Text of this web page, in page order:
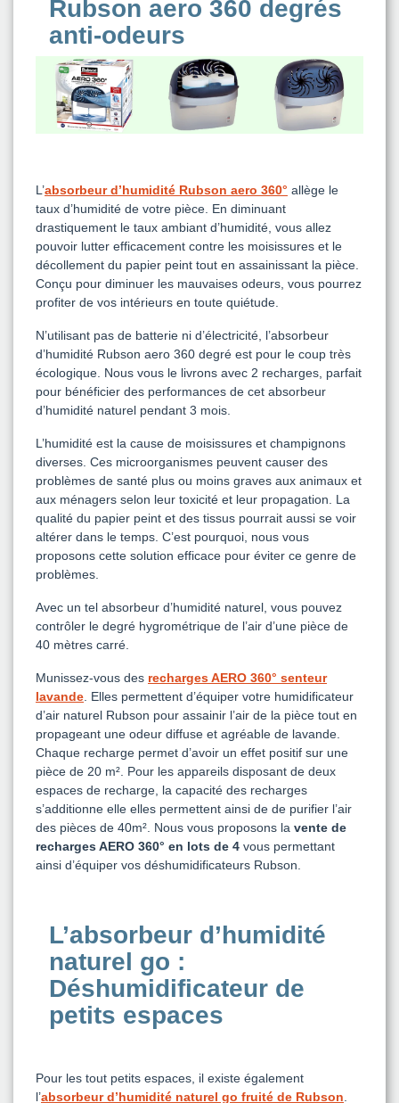
Rubson aero 360 degrés
anti-odeurs
L’absorbeur d’humidité Rubson aero 360° allège le
taux d’humidité de votre pièce. En diminuant
drastiquement le taux ambiant d’humidité, vous allez
pouvoir lutter efficacement contre les moisissures et le
décollement du papier peint tout en assainissant la pièce.
Conçu pour diminuer les mauvaises odeurs, vous pourrez
profiter de vos intérieurs en toute quiétude.
N’utilisant pas de batterie ni d’électricité, l’absorbeur
d’humidité Rubson aero 360 degré est pour le coup très
écologique. Nous vous le livrons avec 2 recharges, parfait
pour bénéficier des performances de cet absorbeur
d’humidité naturel pendant 3 mois.
L’humidité est la cause de moisissures et champignons
diverses. Ces microorganismes peuvent causer des
problèmes de santé plus ou moins graves aux animaux et
aux ménagers selon leur toxicité et leur propagation. La
qualité du papier peint et des tissus pourrait aussi se voir
altérer dans le temps. C’est pourquoi, nous vous
proposons cette solution efficace pour éviter ce genre de
problèmes.
Avec un tel absorbeur d’humidité naturel, vous pouvez
contrôler le degré hygrométrique de l’air d’une pièce de
40 mètres carré.
Munissez-vous des recharges AERO 360° senteur
lavande. Elles permettent d’équiper votre humidificateur
d’air naturel Rubson pour assainir l’air de la pièce tout en
propageant une odeur diffuse et agréable de lavande.
Chaque recharge permet d’avoir un effet positif sur une
pièce de 20 m². Pour les appareils disposant de deux
espaces de recharge, la capacité des recharges
s’additionne elle elles permettent ainsi de de purifier l’air
des pièces de 40m². Nous vous proposons la vente de
recharges AERO 360° en lots de 4 vous permettant
ainsi d’équiper vos déshumidificateurs Rubson.
L’absorbeur d’humidité
naturel go :
Déshumidificateur de
petits espaces
Pour les tout petits espaces, il existe également
l’absorbeur d’humidité naturel go fruité de Rubson.